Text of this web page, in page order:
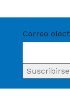
Correo